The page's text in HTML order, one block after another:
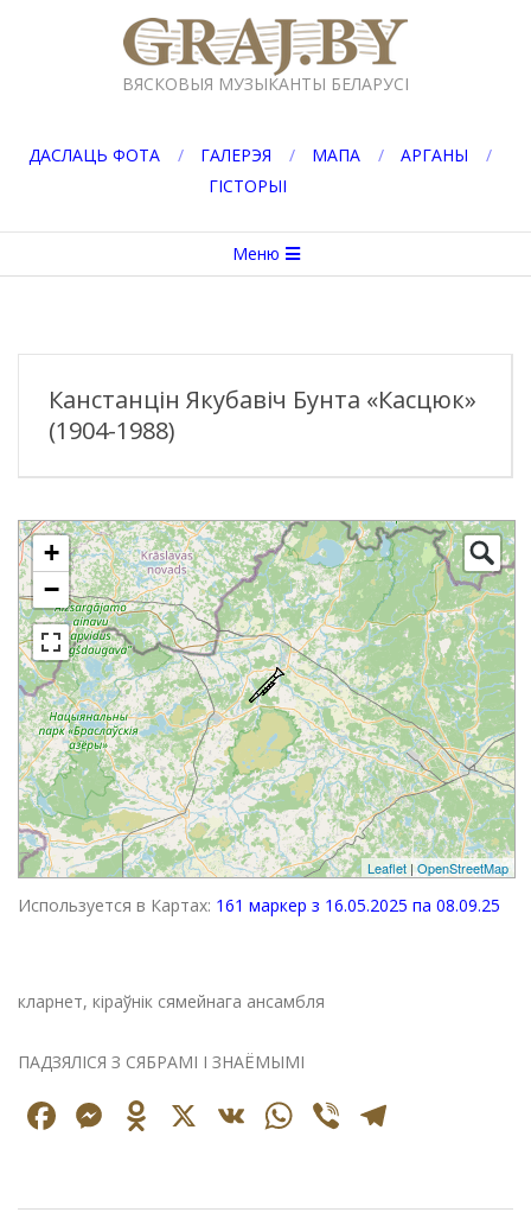
GRAJ.BY
ВЯСКОВЫЯ МУЗЫКАНТЫ БЕЛАРУСІ
ДАСЛАЦЬ ФОТА ГАЛЕРЭЯ МАПА
АРГАНЫ
ГІСТОРЫІ
меню
Меню
Канстанцін Якубавіч Бунта «Касцюк»
(1904-1988)
+
−
Leaflet | OpenStreetMap
Используется в Картах: 161 маркер з 16.05.2025 па 08.09.25
кларнет, кіраўнік сямейнага ансамбля
ПАДЗЯЛІСЯ З СЯБРАМІ І ЗНАЁМЫМІ
Facebook
Messenger
Odnoklassniki
X VK WhatsApp
Viber